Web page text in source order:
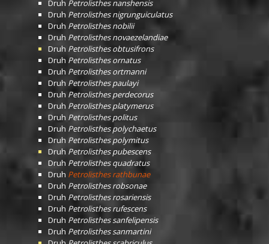
Druh Petrolisthes nanshensis
Druh Petrolisthes nigrunguiculatus
Druh Petrolisthes nobilii
Druh Petrolisthes novaezelandiae
Druh Petrolisthes obtusifrons
Druh Petrolisthes ornatus
Druh Petrolisthes ortmanni
Druh Petrolisthes paulayi
Druh Petrolisthes perdecorus
Druh Petrolisthes platymerus
Druh Petrolisthes politus
Druh Petrolisthes polychaetus
Druh Petrolisthes polymitus
Druh Petrolisthes pubescens
Druh Petrolisthes quadratus
Druh Petrolisthes rathbunae
Druh Petrolisthes robsonae
Druh Petrolisthes rosariensis
Druh Petrolisthes rufescens
Druh Petrolisthes sanfelipensis
Druh Petrolisthes sanmartini